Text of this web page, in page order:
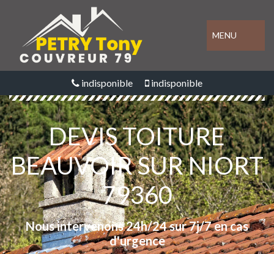
MENU
indisponible indisponible
DEVIS TOITURE
BEAUVOIR SUR NIORT
79360
Nous intervenons 24h/24 sur 7j/7 en cas
d'urgence